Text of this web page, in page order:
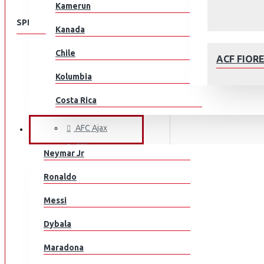
ACF
Kamerun
Kanada
Chile
Kolumbia
Costa Rica
Kroatia
Tšekki
Tanska
Egypti
EL Salvador
JALKAPALLOILIJAT
Neymar Jr
Ronaldo
Messi
Dybala
Maradona
SPEISEKARTE
KLUBEILLE
Aberdeen
ACF Fiorentina
AFC Ajax
AIK
AS Monaco
Athletic Bilbao